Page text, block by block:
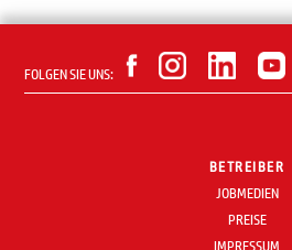
FOLGEN SIE UNS:
BETREIBER
JOBMEDIEN
PREISE
IMPRESSUM